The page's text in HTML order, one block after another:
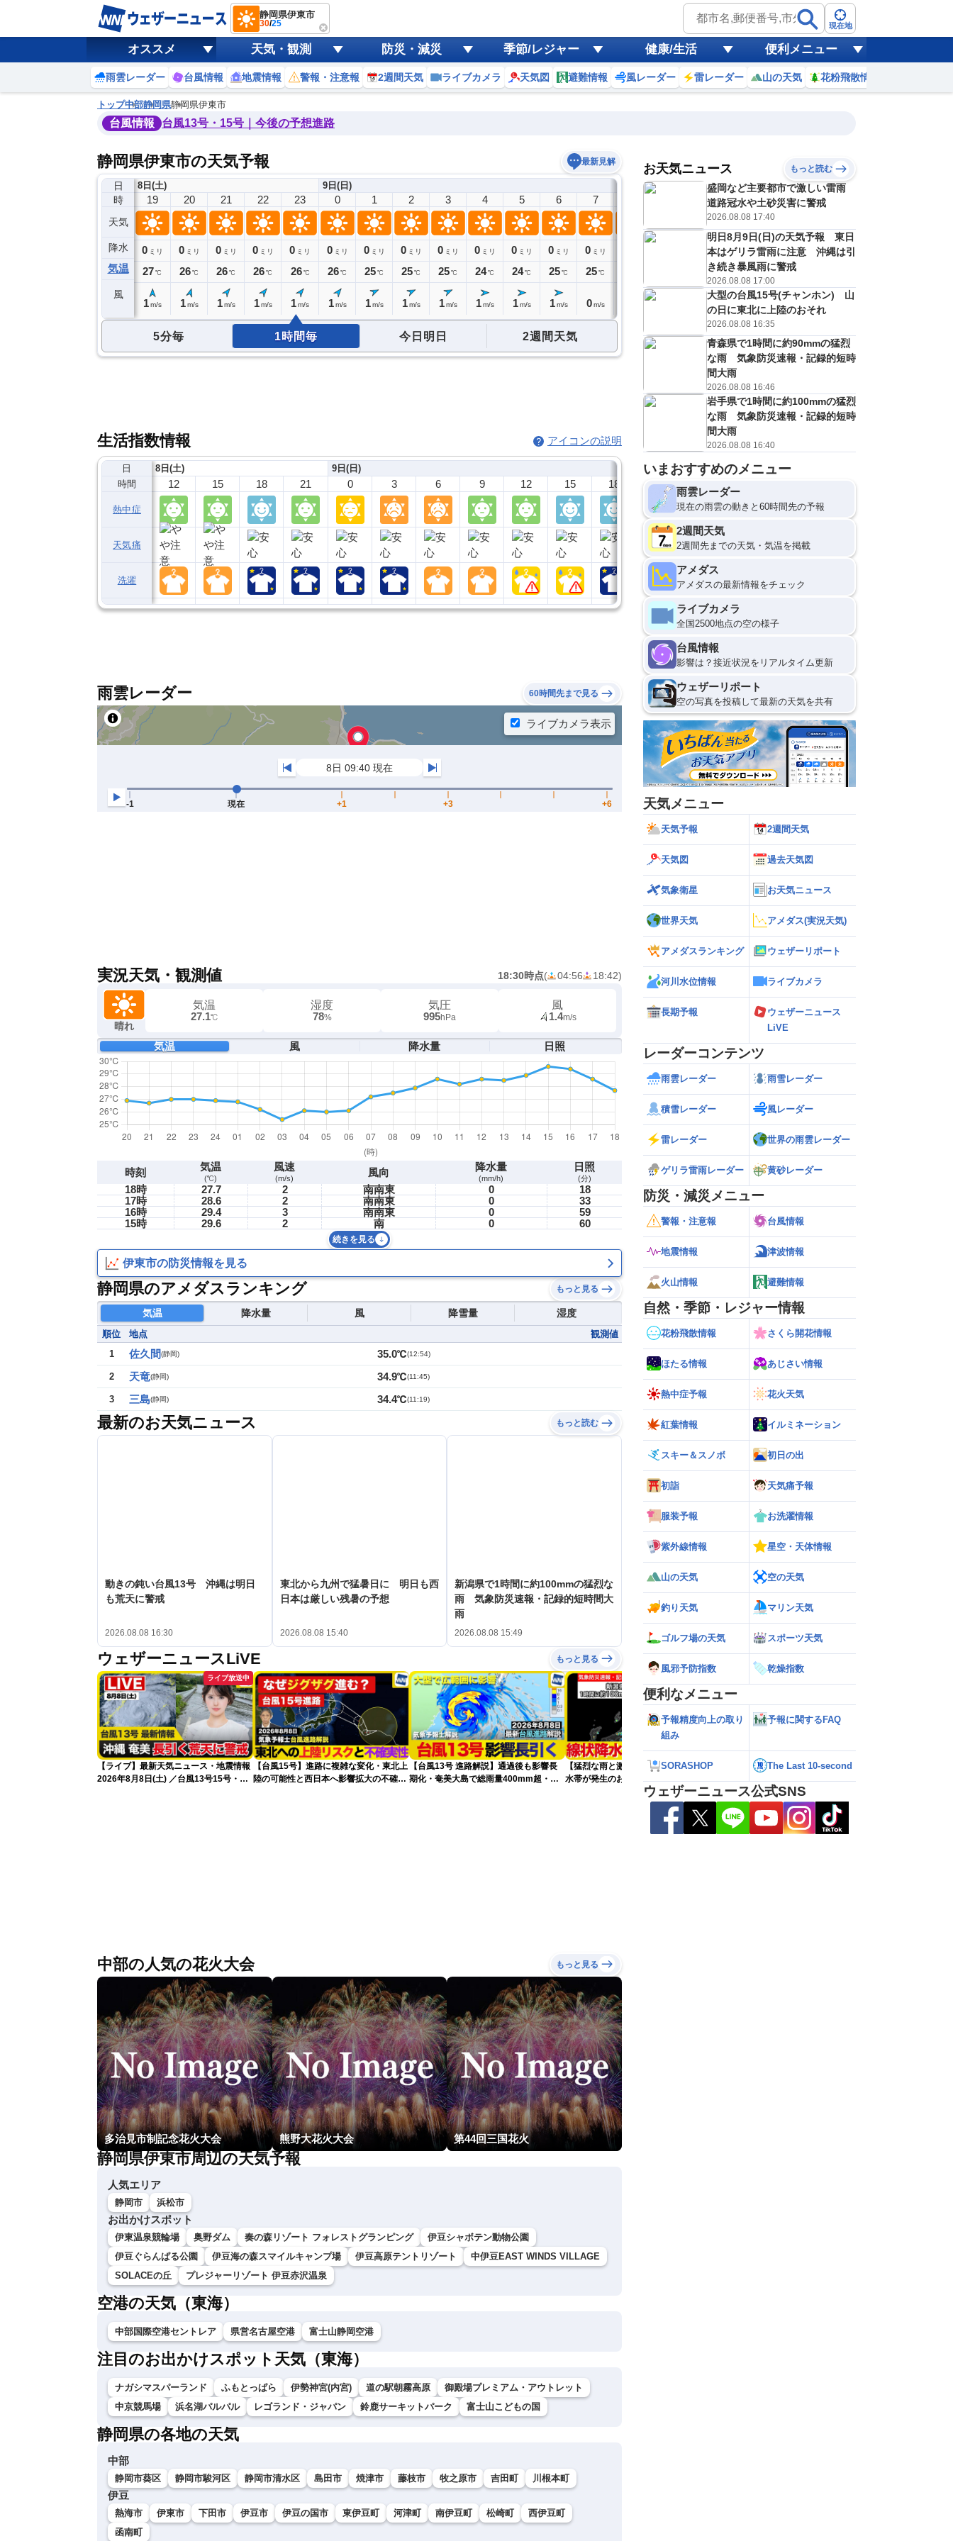
静岡県伊東市
30/25 現在地
オススメ 天気・観測 防災・減災 季節/レジャー 健康/生活 便利メニュー
雨雲レーダー 台風情報 地震情報 警報・注意報 2週間天気 ライブカメラ 天気図 避難情報 風レーダー 雷レーダー 山の天気 花粉飛散情報
トップ中部静岡県静岡県伊東市
台風情報 台風13号・15号｜今後の予想進路
静岡県伊東市の天気予報 最新見解
日
時
天気
降水
気温
風
8日(土)
18
0ミリ
27℃
19
0 ミリ
27℃
1 m/s
20
0 ミリ
26℃
1 m/s
21
0 ミリ
26℃
1 m/s
22
0 ミリ
26℃
1 m/s
23
0 ミリ
26 ℃
1m/s
9日(日)
0
0 ミリ
26℃
1 m/s
1
0 ミリ
25℃
1 m/s
2
0 ミリ
25℃
1 m/s
3
0 ミリ
25℃
1 m/s
4
0 ミリ
24℃
1 m/s
5
0 ミリ
24℃
1 m/s
6
0 ミリ
25℃
1 m/s
7
0 ミリ
25℃
0 m/s
10
ミリ
℃
11
0 ミリ
28 ℃
2m/s
12
0 ミリ
29℃
2m/s
13
0 ミリ
2 m/s
0ミリ
2
5分毎 1時間毎 今日明日 2週間天気
生活指数情報 アイコンの説明
日
時間
熱中症
天気痛
洗濯
8日(土)
12 15 18 21
9日(日)
0 3 6 9 12 15 18 21
10日(月)
雨雲レーダー 60時間先まで見る
実況天気・観測値 18:30時点( 04:56 18:42)
晴れ
気温
27.1℃
湿度
78%
気圧
995hPa
風
1.4m/s
気温 風 降水量 日照
時刻 気温
(℃)
風速
(m/s) 風向 降水量
(mm/h)
日照
(分)
18時 27.7 2 南南東 0
18
17時
28.6 2 南南東 0
33
16時
29.4 3 南南東 0
59
15時
29.6 2 南 0 60
続きを見る
伊東市の防災情報を見る
静岡県のアメダスランキング もっと見る
気温 降水量 風 降雪量 湿度
順位 地点
観測値
1
佐久間(静岡) 35.0℃(12:54)
2 天竜(静岡) 34.9℃(11:45)
3 三島(静岡) 34.4℃(11:19)
最新のお天気ニュース もっと読む
動きの鈍い台風13号 沖縄は明日
も荒天に警戒
2026.08.08 16:30
東北から九州で猛暑日に 明日も西
日本は厳しい残暑の予想
2026.08.08 15:40
新潟県で1時間に約100mmの猛烈な
雨 気象防災速報・記録的短時間大
雨
2026.08.08 15:49
ウェザーニュースLiVE もっと見る
ライブ放送中
【ライブ】最新天気ニュース・地震情報
2026年8月8日(土) ／台風13号15号・ゲ
【台風15号】進路に複雑な変化・東北上
陸の可能性と西日本へ影響拡大の不確実
【台風13号 進路解説】通過後も影響長
期化・奄美大島で総雨量400mm超・高
【猛烈な雨と激しい雷雨】新潟は線状降
水帯が発生のおそれも＜気象防災速報・
【お盆と台風15号】台風は東北接近のお
中部の人気の花火大会 もっと見る
多治見市制記念花火大会 熊野大花火大会 第44回三国花火
静岡県伊東市周辺の天気予報
人気エリア
静岡市 浜松市
お出かけスポット
伊東温泉競輪場 奥野ダム 奏の森リゾート フォレストグランピング
伊豆シャボテン動物公園
伊豆ぐらんぱる公園
伊豆海の森スマイルキャンプ場 伊豆高原テントリゾート
中伊豆EAST WINDS VILLAGE
SOLACEの丘
プレジャーリゾート 伊豆赤沢温泉
空港の天気（東海）
中部国際空港セントレア 県営名古屋空港 富士山静岡空港
注目のお出かけスポット天気（東海）
ナガシマスパーランド ふもとっぱら 伊勢神宮(内宮) 道の駅朝霧高原
御殿場プレミアム・アウトレット
中京競馬場
浜名湖パルパル レゴランド・ジャパン 鈴鹿サーキットパーク 富士山こどもの国
静岡県の各地の天気
中部
静岡市葵区 静岡市駿河区 静岡市清水区 島田市 焼津市 藤枝市 牧之原市 吉田町 川根本町
伊豆
熱海市 伊東市 下田市 伊豆市 伊豆の国市 東伊豆町 河津町 南伊豆町 松崎町
西伊豆町
函南町
お天気ニュース もっと読む
盛岡など主要都市で激しい雷雨
道路冠水や土砂災害に警戒
2026.08.08 17:40
明日8月9日(日)の天気予報 東日
本はゲリラ雷雨に注意 沖縄は引
き続き暴風雨に警戒
2026.08.08 17:00
大型の台風15号(チャンホン) 山
の日に東北に上陸のおそれ
2026.08.08 16:35
青森県で1時間に約90mmの猛烈
な雨 気象防災速報・記録的短時
間大雨
2026.08.08 16:46
岩手県で1時間に約100mmの猛烈
な雨 気象防災速報・記録的短時
間大雨
2026.08.08 16:40
いまおすすめのメニュー
雨雲レーダー
現在の雨雲の動きと60時間先の予報
2週間天気
2週間先までの天気・気温を掲載
アメダス
アメダスの最新情報をチェック
ライブカメラ
全国2500地点の空の様子
台風情報
影響は？接近状況をリアルタイム更新
ウェザーリポート
空の写真を投稿して最新の天気を共有
天気メニュー
天気予報 2週間天気
天気図 過去天気図
気象衛星 お天気ニュース
世界天気 アメダス(実況天気)
アメダスランキング ウェザーリポート
河川水位情報 ライブカメラ
長期予報
ウェザーニュース
LiVE
レーダーコンテンツ
雨雲レーダー 雨雪レーダー
積雪レーダー 風レーダー
雷レーダー 世界の雨雲レーダー
ゲリラ雷雨レーダー 黄砂レーダー
防災・減災メニュー
警報・注意報 台風情報
地震情報 津波情報
火山情報 避難情報
自然・季節・レジャー情報
花粉飛散情報 さくら開花情報
ほたる情報 あじさい情報
熱中症予報 花火天気
紅葉情報 イルミネーション
スキー＆スノボ 初日の出
初詣 天気痛予報
服装予報 お洗濯情報
紫外線情報 星空・天体情報
山の天気 空の天気
釣り天気 マリン天気
ゴルフ場の天気 スポーツ天気
風邪予防指数 乾燥指数
便利なメニュー
予報精度向上の取り
組み
予報に関するFAQ
SORASHOP The Last 10-second
ウェザーニュース公式SNS